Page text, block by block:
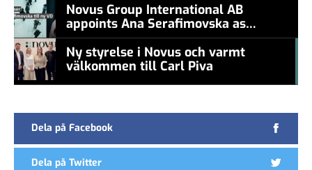
Novus Group International AB
appoints Ana Serafimovska as
new CEO
Ny styrelse i Novus och varmt
välkommen till Carl Piva
Dela på Facebook
Dela på Twitter